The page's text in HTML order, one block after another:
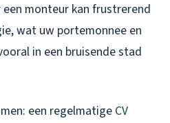
monteur kan frustrerend
wat uw portemonnee en
in een bruisende stad
een regelmatige CV